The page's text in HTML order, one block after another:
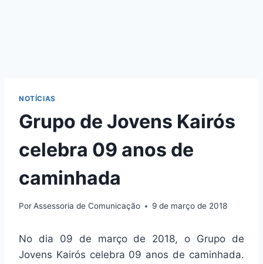
NOTÍCIAS
Grupo de Jovens Kairós
celebra 09 anos de
caminhada
PorAssessoria de Comunicação 9 de março de 2018
No dia 09 de março de 2018, o Grupo de
Jovens Kairós celebra 09 anos de caminhada.